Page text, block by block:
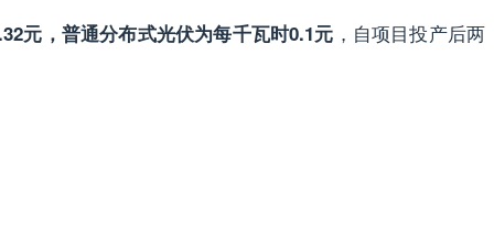
元，普通分布式光伏为每千瓦时0.1元 ，自项目投产后两